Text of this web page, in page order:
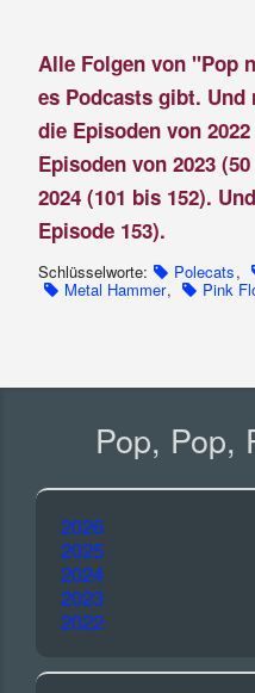
Alle Folgen von "Pop
es Podcasts gibt.
die Episoden von
Episoden von 2023
2024 (101 bis 152). Und
Episode 153).
Schlüsselworte: Polecats,
Metal Hammer, Pink
Pop, Pop,
2026
2025
2024
2023
2022